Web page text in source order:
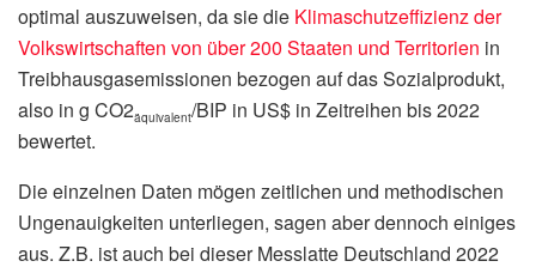
optimal auszuweisen, da sie die Klimaschutzeffizienz der
Volkswirtschaften von über 200 Staaten und Territorien in
Treibhausgasemissionen bezogen auf das Sozialprodukt,
also in g CO2äquivalent/BIP in US$ in Zeitreihen bis 2022
bewertet.
Die einzelnen Daten mögen zeitlichen und methodischen
Ungenauigkeiten unterliegen, sagen aber dennoch einiges
aus. Z.B. ist auch bei dieser Messlatte Deutschland 2022